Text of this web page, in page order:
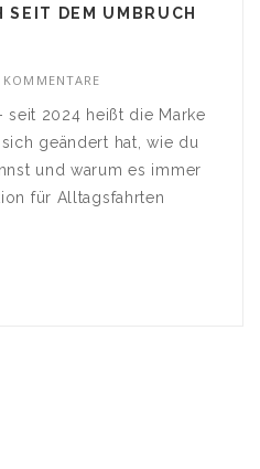
DEM UMBRUCH G
KOMMENTARE
seit 2024 heißt die Marke
geändert hat, wie du
und warum es immer
für Alltagsfahrten